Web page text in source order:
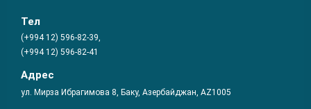
Тел
(+994 12) 596-82-39,
(+994 12) 596-82-41
Адрес
ул. Мирза Ибрагимова 8, Баку, Азербайджан, AZ1005